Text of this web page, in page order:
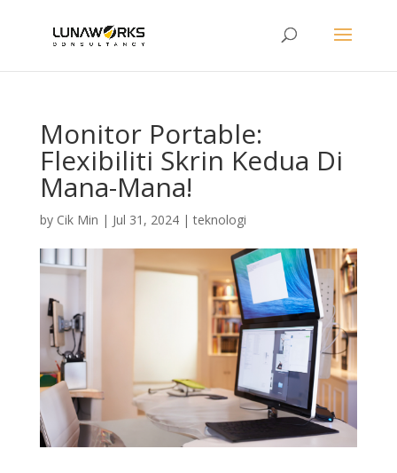
Monitor Portable:
Flexibiliti Skrin Kedua Di
Mana-Mana!
by Cik Min | Jul 31, 2024|teknologi